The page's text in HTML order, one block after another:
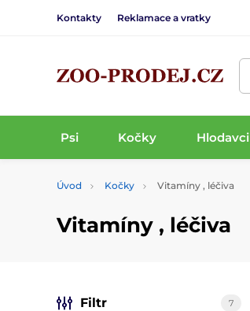
Kontakty Reklamace a vratky
Psi Kočky Hlodavci
Úvod Kočky Vitamíny , léčiva
Vitamíny , léčiva
Filtr 7